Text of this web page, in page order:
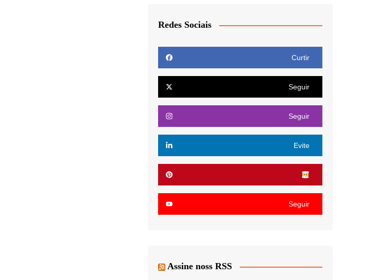
Redes Sociais
Curtir
Seguir
Seguir
Evite
Seguir
Assine noss RSS